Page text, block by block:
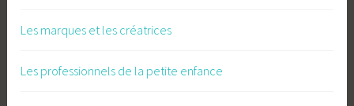
Les marques et les créatrices
Les professionnels de la petite enfance